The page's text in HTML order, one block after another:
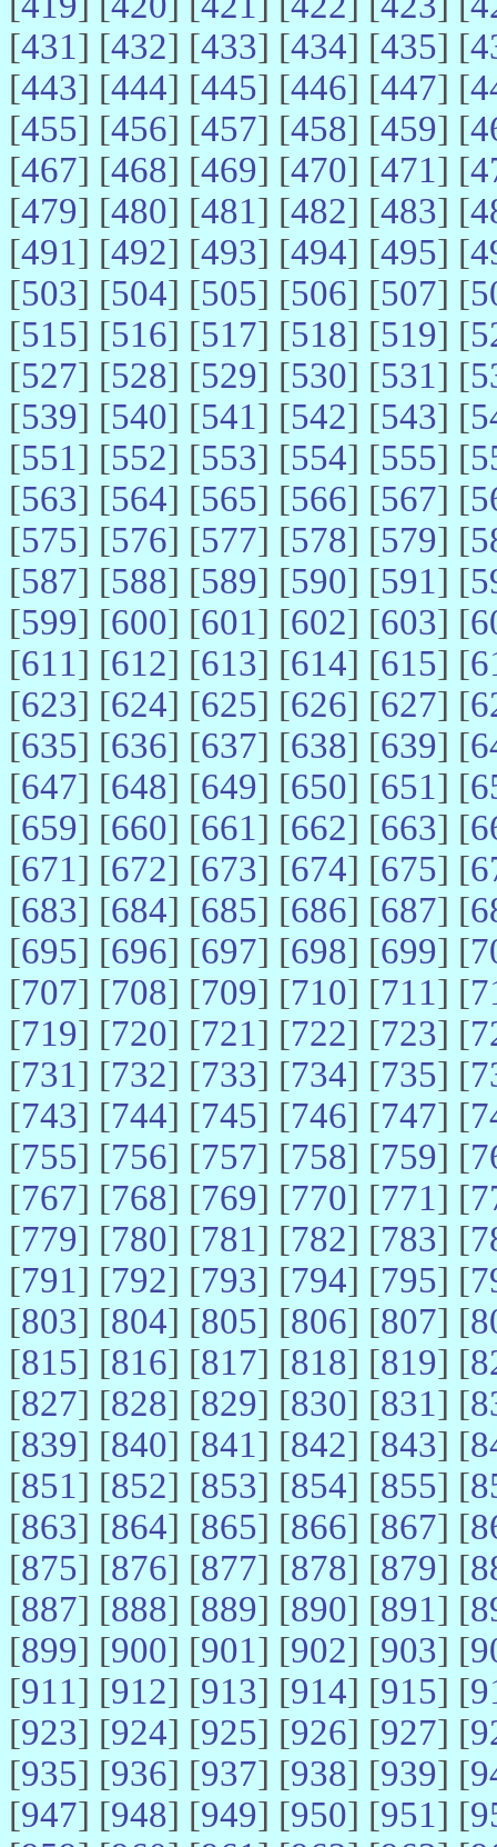
[431] [432] [433] [434] [435] [
[443] [444] [445] [446] [447] [
[455] [456] [457] [458] [459] [
[467] [468] [469] [470] [471] [
[479] [480] [481] [482] [483] [
[491] [492] [493] [494] [495] [
[503] [504] [505] [506] [507] [
[515] [516] [517] [518] [519] [
[527] [528] [529] [530] [531] [
[539] [540] [541] [542] [543] [
[551] [552] [553] [554] [555] [
[563] [564] [565] [566] [567] [
[575] [576] [577] [578] [579] [
[587] [588] [589] [590] [591] [
[599] [600] [601] [602] [603] [
[611] [612] [613] [614] [615] [
[623] [624] [625] [626] [627] [
[635] [636] [637] [638] [639] [
[647] [648] [649] [650] [651] [
[659] [660] [661] [662] [663] [
[671] [672] [673] [674] [675] [
[683] [684] [685] [686] [687] [
[695] [696] [697] [698] [699] [
[707] [708] [709] [710] [711] [
[719] [720] [721] [722] [723] [
[731] [732] [733] [734] [735] [
[743] [744] [745] [746] [747] [
[755] [756] [757] [758] [759] [
[767] [768] [769] [770] [771] [
[779] [780] [781] [782] [783] [
[791] [792] [793] [794] [795] [
[803] [804] [805] [806] [807] [
[815] [816] [817] [818] [819] [
[827] [828] [829] [830] [831] [
[839] [840] [841] [842] [843] [
[851] [852] [853] [854] [855] [
[863] [864] [865] [866] [867] [
[875] [876] [877] [878] [879] [
[887] [888] [889] [890] [891] [
[899] [900] [901] [902] [903] [
[911] [912] [913] [914] [915] [
[923] [924] [925] [926] [927] [
[935] [936] [937] [938] [939] [
[947] [948] [949] [950] [951] [